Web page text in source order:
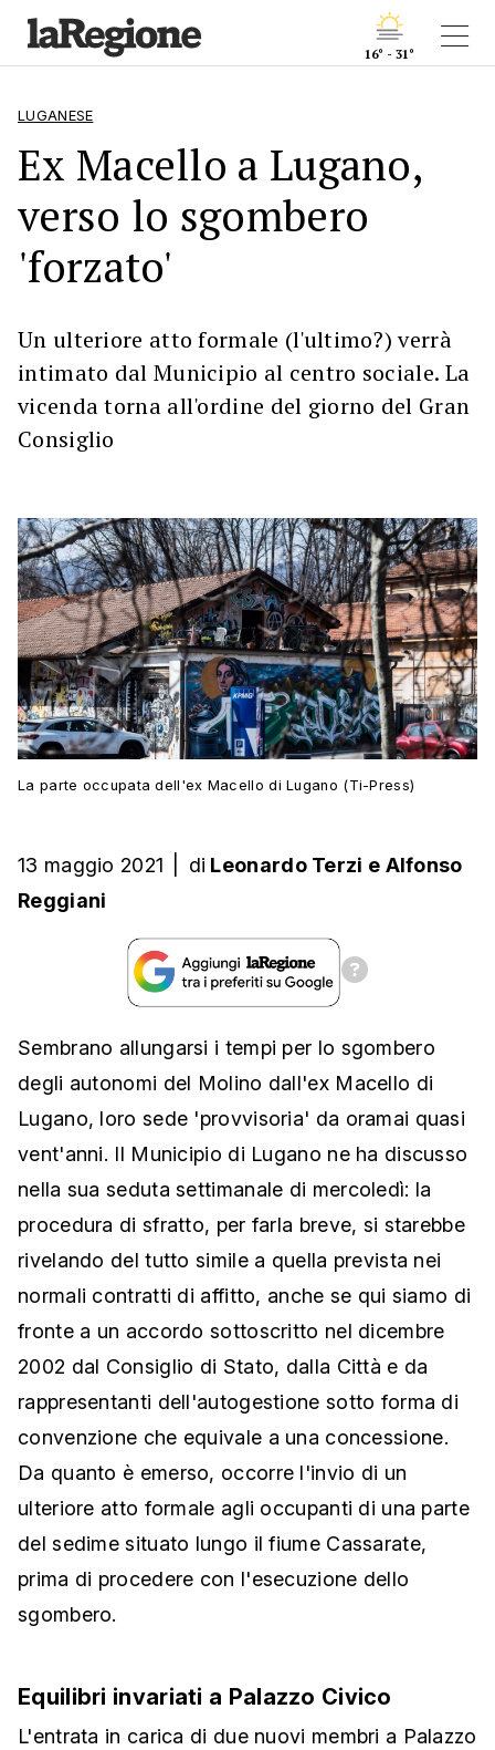
16° - 31°
LUGANESE
Ex Macello a Lugano,
verso lo sgombero
'forzato'
Un ulteriore atto formale (l'ultimo?) verrà
intimato dal Municipio al centro sociale. La
vicenda torna all'ordine del giorno del Gran
Consiglio
La parte occupata dell'ex Macello di Lugano (Ti-Press)
13 maggio 2021 di Leonardo Terzi e Alfonso
Reggiani
Sembrano allungarsi i tempi per lo sgombero
degli autonomi del Molino dall'ex Macello di
Lugano, loro sede 'provvisoria' da oramai quasi
vent'anni. Il Municipio di Lugano ne ha discusso
nella sua seduta settimanale di mercoledì: la
procedura di sfratto, per farla breve, si starebbe
rivelando del tutto simile a quella prevista nei
normali contratti di affitto, anche se qui siamo di
fronte a un accordo sottoscritto nel dicembre
2002 dal Consiglio di Stato, dalla Città e da
rappresentanti dell'autogestione sotto forma di
convenzione che equivale a una concessione.
Da quanto è emerso, occorre l'invio di un
ulteriore atto formale agli occupanti di una parte
del sedime situato lungo il fiume Cassarate,
prima di procedere con l'esecuzione dello
sgombero.
Equilibri invariati a Palazzo Civico
L'entrata in carica di due nuovi membri a Palazzo